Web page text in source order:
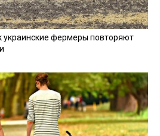
украинские фермеры повторяют